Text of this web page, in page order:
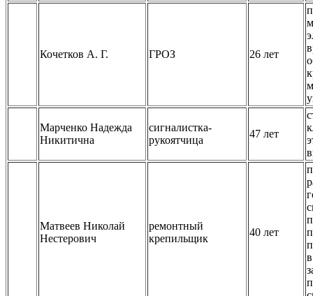
Кочетков А. Г. ГРОЗ 26 лет
Марченко Надежда
Никитична
сигналистка-
рукоятчица
47 лет
Матвеев Николай
Нестерович
ремонтный
крепильщик
40 лет